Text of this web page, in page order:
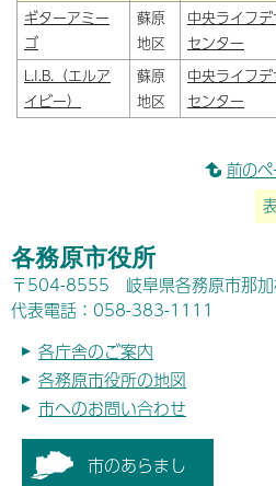
ギターアミー
ゴ
蘇原
地区
中央ライフ
センター
L.I.B.（エルア
イビー）
蘇原
地区
中央ライフ
センター
前の
各務原市役所
〒504-8555 岐阜県各務原市那
代表電話：058-383-1111
各庁舎のご案内
各務原市役所の地図
市へのお問い合わせ
市のあらまし